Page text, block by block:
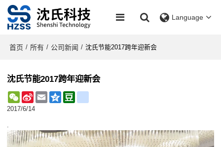
Language
首页 / 所有 / 公司新闻 / 沈氏节能2017跨年迎新会
沈氏节能2017跨年迎新会
WeChat
Sina
Weibo
Email Qzone
2017/6/14
.